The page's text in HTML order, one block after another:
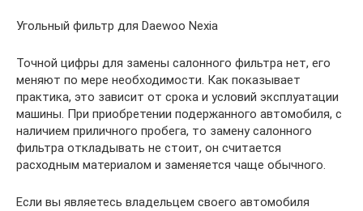
Угольный фильтр для Daewoo Nexia
Точной цифры для замены салонного фильтра нет, его
меняют по мере необходимости. Как показывает
практика, это зависит от срока и условий эксплуатации
машины. При приобретении подержанного автомобиля, с
наличием приличного пробега, то замену салонного
фильтра откладывать не стоит, он считается
расходным материалом и заменяется чаще обычного.
Если вы являетесь владельцем своего автомобиля